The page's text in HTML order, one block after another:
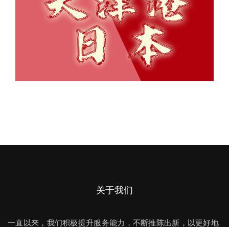
关于我们
一直以来，我们积极提升服务能力，不断推陈出新，以更好地